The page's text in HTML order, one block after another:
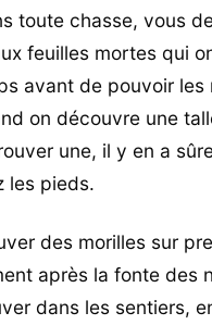
toute chasse, vous
feuilles mortes qui
avant de pouvoir
on découvre une
une, il y en a
les pieds.
des morilles sur
après la fonte des
dans les sentiers,